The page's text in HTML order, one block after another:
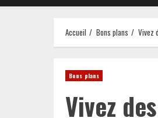
Accueil Bons plans Vivez
Bons plans
Vivez